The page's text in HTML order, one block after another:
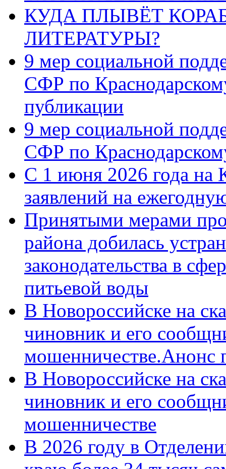
КУДА ПЛЫВЁТ
ЛИТЕРАТУРЫ?
9 мер социальной
СФР по
публикации
9 мер социальной
СФР по
С 1 июня 2026 года на
заявлений на
Принятыми мерами
района добилась
законодательства в
питьевой воды
В Новороссийске на
чиновник и его
мошенничестве.Анонс
В Новороссийске на
чиновник и его
мошенничестве
В 2026 году в